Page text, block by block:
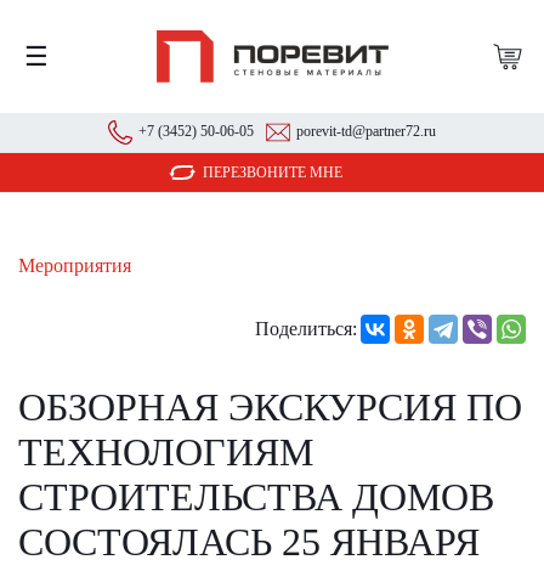
☰
+7 (3452) 50-06-05 porevit-td@partner72.ru
ПЕРЕЗВОНИТЕ МНЕ
Мероприятия
Поделиться:
ОБЗОРНАЯ ЭКСКУРСИЯ ПО
ТЕХНОЛОГИЯМ
СТРОИТЕЛЬСТВА ДОМОВ
СОСТОЯЛАСЬ 25 ЯНВАРЯ